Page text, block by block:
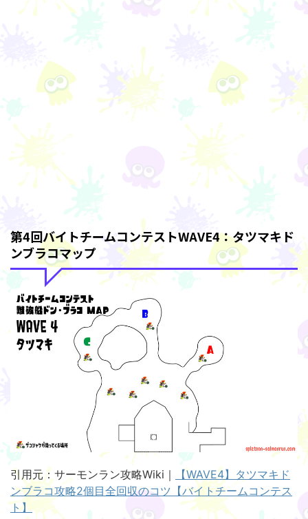
第4回バイトチームコンテストWAVE4：タツマキド
ンブラコマップ
引用元：サーモンラン攻略Wiki｜
【WAVE4】タツマキド
ンブラコ攻略2個目全回収のコツ【バイトチームコンテス
ト】